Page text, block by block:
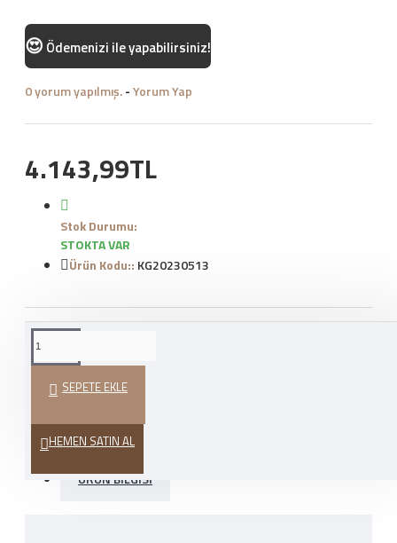
😍 Ödemenizi ile yapabilirsiniz!
0 yorum yapılmış.-Yorum Yap
4.143,99TL
Stok Durumu:
STOKTA VAR
Ürün Kodu:: KG20230513
SEPETE EKLE
HEMEN SATIN AL
VER
HEDIYE PAKETI
ÜRÜN BILGISI